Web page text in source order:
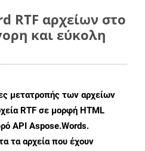
RTF αρχείων στο
και εύκολη
μετατροπής των αρχείων
RTF σε μορφή HTML
API Aspose.Words.
τα αρχεία που έχουν